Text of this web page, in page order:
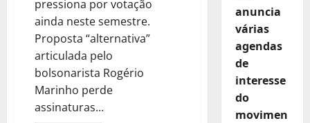
pressiona por votação
ainda neste semestre.
Proposta “alternativa”
articulada pelo
bolsonarista Rogério
Marinho perde
assinaturas...
anuncia
várias
agendas
de
interesse
do
movimen